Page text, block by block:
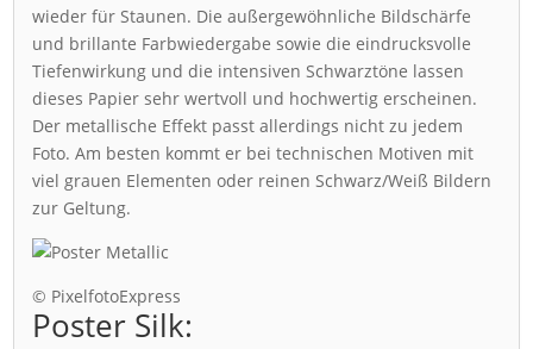
wieder für Staunen. Die außergewöhnliche Bildschärfe
und brillante Farbwiedergabe sowie die eindrucksvolle
Tiefenwirkung und die intensiven Schwarztöne lassen
dieses Papier sehr wertvoll und hochwertig erscheinen.
Der metallische Effekt passt allerdings nicht zu jedem
Foto. Am besten kommt er bei technischen Motiven mit
viel grauen Elementen oder reinen Schwarz/Weiß Bildern
zur Geltung.
© PixelfotoExpress
Poster Silk: